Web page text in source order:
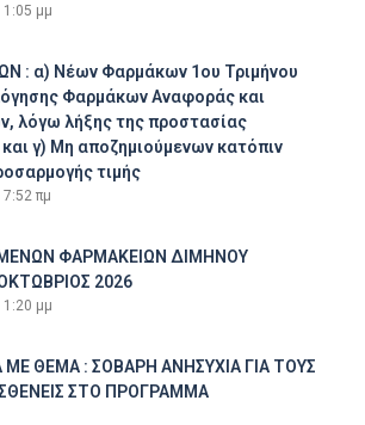
1:05 μμ
: α) Νέων Φαρμάκων 1ου Τριμήνου
Φαρμάκων Αναφοράς και
λόγω λήξης της προστασίας
γ) Μη αποζημιούμενων κατόπιν
τιμής
7:52 πμ
ΦΑΡΜΑΚΕΙΩΝ ΔΙΜΗΝΟΥ
2026
1:20 μμ
ΘΕΜΑ : ΣΟΒΑΡΗ ΑΝΗΣΥΧΙΑ ΓΙΑ ΤΟΥΣ
ΣΤΟ ΠΡΟΓΡΑΜΜΑ